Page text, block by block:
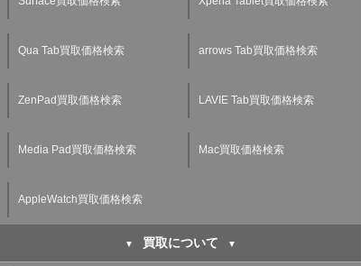
Qua Tab買取価格検索 arrows Tab買取価格検索
ZenPad買取価格検索 LAVIE Tab買取価格検索
Media Pad買取価格検索 Mac買取価格検索
AppleWatch買取価格検索
買取について